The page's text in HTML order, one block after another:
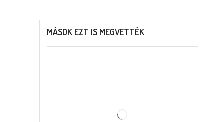
MÁSOK EZT IS MEGVETTÉK